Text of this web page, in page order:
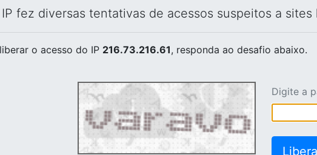
fez diversas tentativas de acessos suspeitos a
o acesso do IP 216.73.216.61, responda ao desafio abaixo.
Digite a